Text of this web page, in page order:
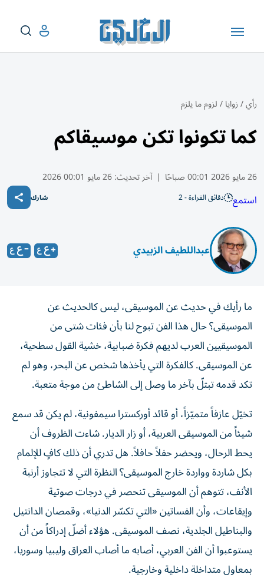
رأي/زوايا/لزوم ما يلزم
كما تكونوا تكن موسيقاكم
26 مايو 2026 00:01 صباحًا | آخر تحديث:26 مايو 00:01 2026
استمع دقائق القراءة - 2 شارك
عبداللطيف الزبيدي
ما رأيك في حديث عن الموسيقى، ليس كالحديث عن
الموسيقى؟ حال هذا الفن تبوح لنا بأن فئات شتى من
الموسيقيين العرب لديهم فكرة ضبابية، خشية القول سطحية،
عن الموسيقى. كالفكرة التي يأخذها شخص عن البحر، وهو لم
تكد قدمه تبتلّ بآخر ما وصل إلى الشاطئ من موجة متعبة.
تخيّل عازفاً متميّزاً، أو قائد أوركسترا سيمفونية، لم يكن قد سمع
شيئاً من الموسيقى العربية، أو زار الديار. شاءت الظروف أن
يحط الرحال، ويحضر حفلاً حافلاً. هل تدري أن ذلك كافٍ للإلمام
بكل شاردة وواردة خارج الموسيقى؟ النظرة التي لا تتجاوز أرنبة
الأنف، تتوهم أن الموسيقى تنحصر في درجات صوتية
وإيقاعات، وأن الفساتين «التي تكسّر الدنيا»، وقمصان الدانتيل
والبناطيل الجلدية، نصف الموسيقى. هؤلاء أضلّ إدراكاً من أن
يستوعبوا أن الفن العربي، أصابه ما أصاب العراق وليبيا وسوريا،
بمعاول متداخلة داخلية وخارجية.